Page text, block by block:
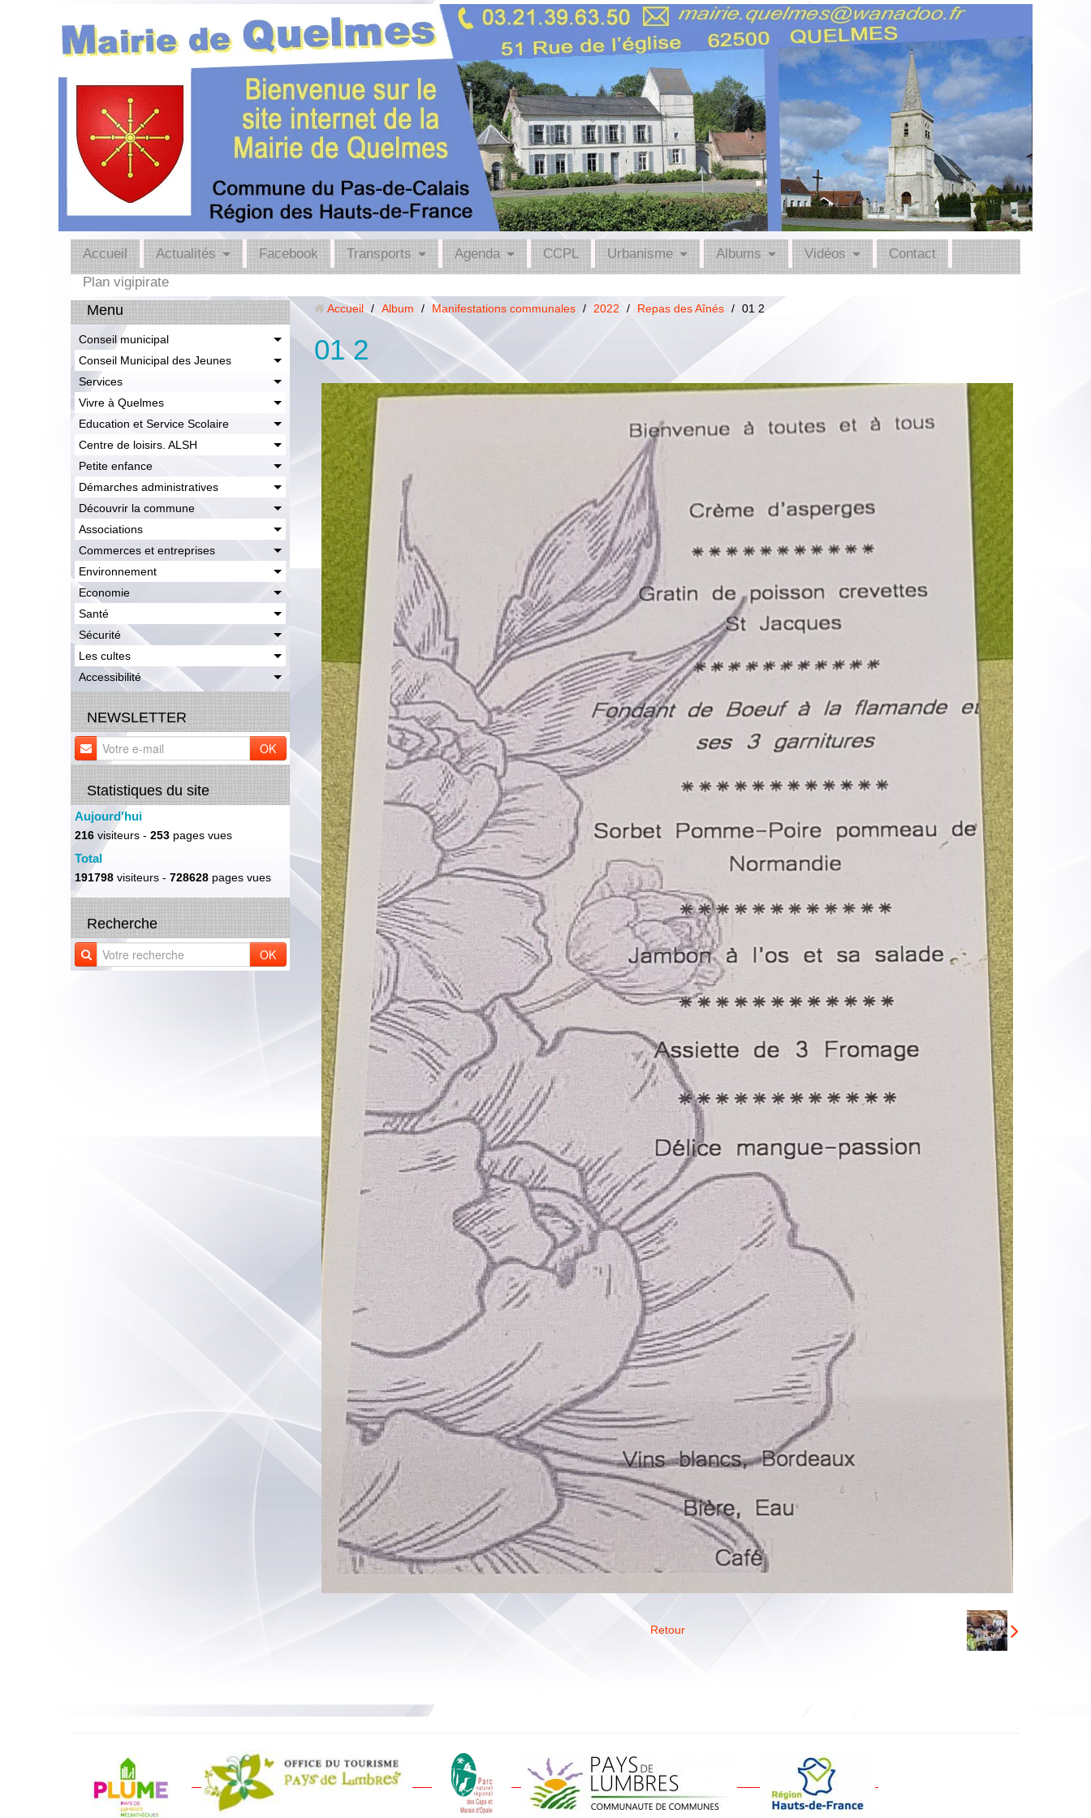
Accueil Actualités Facebook Transports Agenda CCPL Urbanisme Albums Vidéos
Contact
Plan vigipirate
Menu
Conseil municipal
Conseil Municipal des Jeunes
Services
Vivre à Quelmes
Education et Service Scolaire
Centre de loisirs. ALSH
Petite enfance
Démarches administratives
Découvrir la commune
Associations
Commerces et entreprises
Environnement
Economie
Santé
Sécurité
Les cultes
Accessibilité
NEWSLETTER
OK
Statistiques du site
Aujourd'hui
216 visiteurs - 253 pages vues
Total
191798 visiteurs - 728628 pages vues
Recherche
OK
Accueil / Album / Manifestations communales / 2022 / Repas des Aînés / 01 2
01 2
Retour